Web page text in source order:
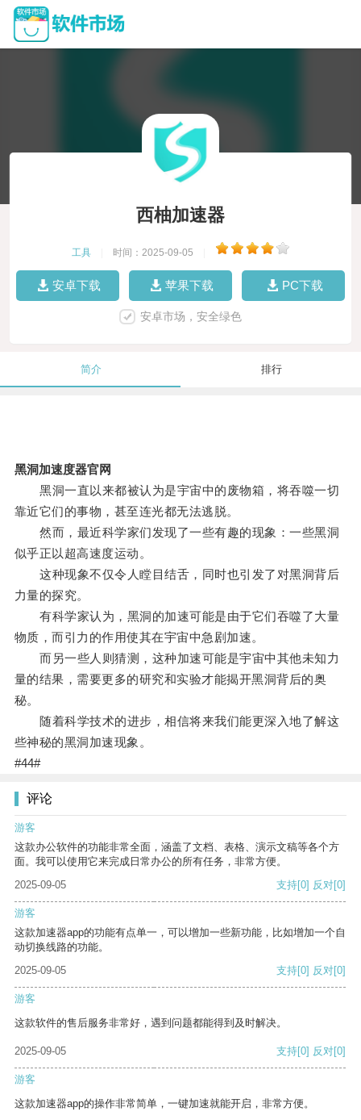
西柚加速器
工具 时间：2025-09-05
安卓下载 苹果下载 PC下载
安卓市场，安全绿色
简介 排行
黑洞加速度器官网
黑洞一直以来都被认为是宇宙中的废物箱，将吞噬一切
靠近它们的事物，甚至连光都无法逃脱。
然而，最近科学家们发现了一些有趣的现象：一些黑洞
似乎正以超高速度运动。
这种现象不仅令人瞠目结舌，同时也引发了对黑洞背后
力量的探究。
有科学家认为，黑洞的加速可能是由于它们吞噬了大量
物质，而引力的作用使其在宇宙中急剧加速。
而另一些人则猜测，这种加速可能是宇宙中其他未知力
量的结果，需要更多的研究和实验才能揭开黑洞背后的奥
秘。
随着科学技术的进步，相信将来我们能更深入地了解这
些神秘的黑洞加速现象。
#44#
评论
游客
这款办公软件的功能非常全面，涵盖了文档、表格、演示文稿等各个方
面。我可以使用它来完成日常办公的所有任务，非常方便。
2025-09-05
支持[0] 反对[0]
游客
这款加速器app的功能有点单一，可以增加一些新功能，比如增加一个自
动切换线路的功能。
2025-09-05
支持[0] 反对[0]
游客
这款软件的售后服务非常好，遇到问题都能得到及时解决。
2025-09-05 支持[0] 反对[0]
游客
这款加速器app的操作非常简单，一键加速就能开启，非常方便。